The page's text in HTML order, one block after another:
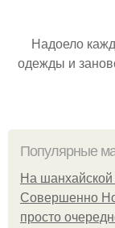
Надоело
одежды и
Популярные
На
Совершенно
просто